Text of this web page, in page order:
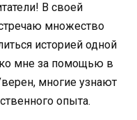
В своей
множество
историей одной
ко мне за помощью в
многие узнают
опыта.